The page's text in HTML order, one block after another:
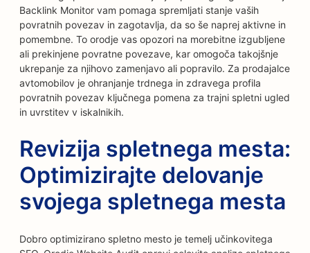
Backlink Monitor vam pomaga spremljati stanje vaših
povratnih povezav in zagotavlja, da so še naprej aktivne in
pomembne. To orodje vas opozori na morebitne izgubljene
ali prekinjene povratne povezave, kar omogoča takojšnje
ukrepanje za njihovo zamenjavo ali popravilo. Za prodajalce
avtomobilov je ohranjanje trdnega in zdravega profila
povratnih povezav ključnega pomena za trajni spletni ugled
in uvrstitev v iskalnikih.
Revizija spletnega mesta:
Optimizirajte delovanje
svojega spletnega mesta
Dobro optimizirano spletno mesto je temelj učinkovitega